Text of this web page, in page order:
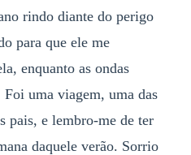
rindo diante do perigo
para que ele me
enquanto as ondas
uma viagem, uma das
pais, e lembro-me de ter
daquele verão. Sorrio